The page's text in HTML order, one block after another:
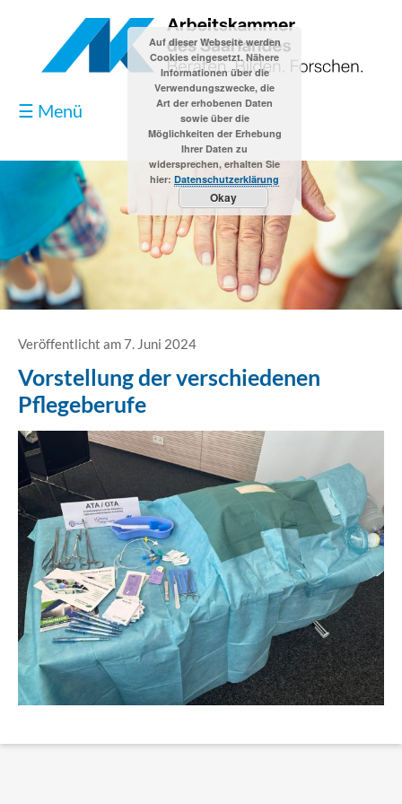
☰ Menü
Blog
Kontakt
Datenschutzerklärung
Veröffentlicht am 7. Juni 2024
Vorstellung der verschiedenen
Pflegeberufe
Auf dieser Webseite werden
Cookies eingesetzt. Nähere
Informationen über die
Verwendungszwecke, die
Art der erhobenen Daten
sowie über die
Möglichkeiten der Erhebung
Ihrer Daten zu
widersprechen, erhalten Sie
hier: Datenschutzerklärung
Okay